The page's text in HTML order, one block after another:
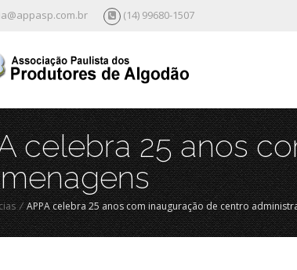
(14) 99680-1507
celebra 25 anos
/APPA celebra 25 anos com inauguração de centro